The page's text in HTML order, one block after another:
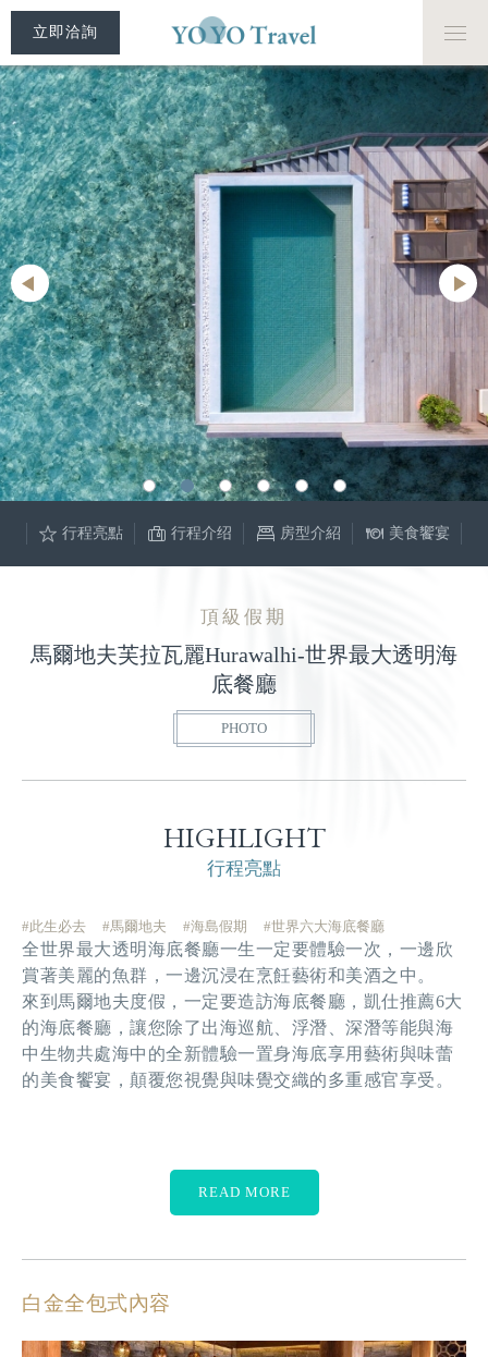
行程亮點 行程介绍 房型介紹 美食饗宴
頂級假期
馬爾地夫芙拉瓦麗Hurawalhi-世界最大透明海
底餐廳
PHOTO
HIGHLIGHT
行程亮點
#此生必去 #馬爾地夫 #海島假期 #世界六大海底餐廳
全世界最大透明海底餐廳一生一定要體驗一次，一邊欣
賞著美麗的魚群，一邊沉浸在烹飪藝術和美酒之中。
來到馬爾地夫度假，一定要造訪海底餐廳，凱仕推薦6大
的海底餐廳，讓您除了出海巡航、浮潛、深潛等能與海
中生物共處海中的全新體驗一置身海底享用藝術與味蕾
的美食饗宴，顛覆您視覺與味覺交織的多重感官享受。
READ MORE
白金全包式內容
立即洽詢
房型介紹 美食饗宴